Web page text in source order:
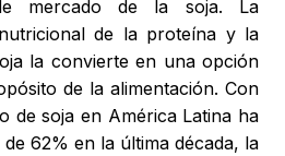
mercado de la soja. La
de la proteína y la
la convierte en una opción
de la alimentación. Con
de soja en América Latina ha
62% en la última década, la